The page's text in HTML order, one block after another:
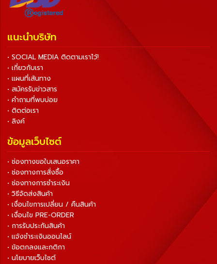
แนะนำบริษัท
• SOCIAL MEDIA ติดตามเราไว้!
• เกี่ยวกับเรา
• แผนที่เส้นทาง
• สมัครรับข่าวสาร
• คำถามที่พบบ่อย
• ติดต่อเรา
• ลิงค์
ข้อมูลเว็บไซต์
• ช่องทางขอใบเสนอราคา
• ช่องทางการสั่งซื้อ
• ช่องทางการชำระเงิน
• วิธีจัดส่งสินค้า
• เงื่อนไขการเปลี่ยน / คืนสินค้า
• เงื่อนไข PRE-ORDER
• การรับประกันสินค้า
• แจ้งชำระเงินออนไลน์
• ข้อตกลงและกติกา
• นโยบายเว็บไซต์